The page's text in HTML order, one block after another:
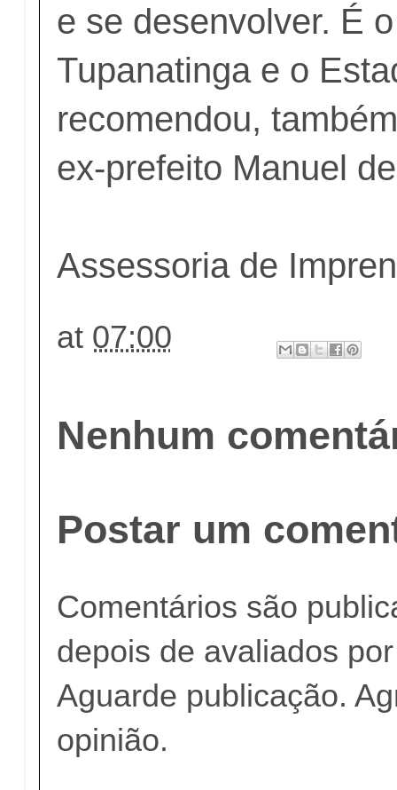
e se desenvolver. É
Tupanatinga e o
recomendou,
ex-prefeito Manuel
Assessoria de
at 07:00
Nenhum
Postar um
Comentários são
depois de avaliados
Aguarde publicação.
opinião.